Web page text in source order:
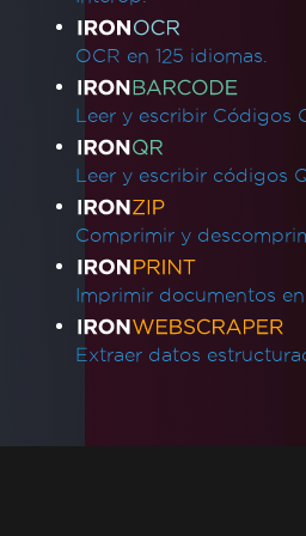
Posicionamiento de
AWS Lambda Sin
Marcadores de
Guías de solución de
Aplicar una clave
Formato HTML píxel
Azure Blob Storage
Blazor Server /
Firmas Digitales
Encabezados/pies
página
Idiomas
IronPDF e IIS
OCR en 125 idiomas.
Leer y escribir Códigos
Leer y escribir códigos
Comprimir y
Imprimir documentos en
Extraer datos